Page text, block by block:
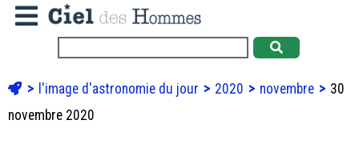
l'image d'astronomie du jour 2020 novembre
30
novembre 2020